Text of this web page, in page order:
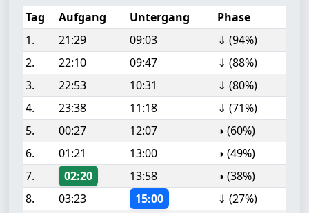
Tag
Aufgang Untergang
Phase
1.
21:29 09:03
⇓ (94%)
2.
22:10 09:47
⇓ (88%)
3.
22:53 10:31
⇓ (80%)
4.
23:38 11:18
⇓ (71%)
5.
00:27 12:07
◑ (60%)
6.
01:21 13:00
◑ (49%)
7.
02:20 13:58
◑ (38%)
8.
03:23 15:00
⇓ (27%)